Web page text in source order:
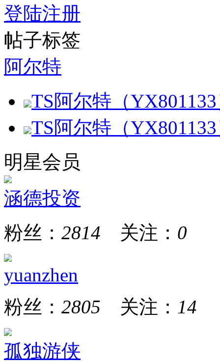
登陆注册
帖子标签
阿尔特
TS阿尔特（
TS阿尔特（
明星会员
涵德投资
粉丝： 2814 关注： 0
yuanzhen
粉丝： 2805 关注： 14
孤独游侠